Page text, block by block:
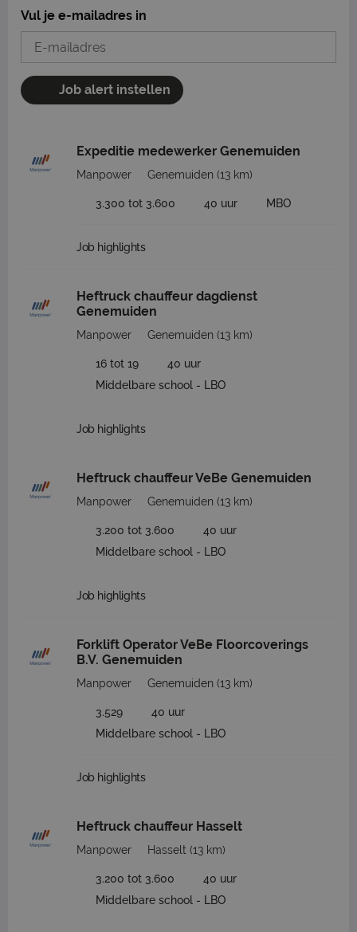
Vul je e-mailadres in
Job alert instellen
Expeditie medewerker Genemuiden
Manpower Genemuiden (13 km)
3.300 tot 3.600 40 uur MBO
Job highlights
Heftruck chauffeur dagdienst
Genemuiden
Manpower Genemuiden (13 km)
16 tot 19
40 uur
Middelbare school - LBO
Job highlights
Heftruck chauffeur VeBe Genemuiden
Manpower Genemuiden (13 km)
3.200 tot 3.600
40 uur
Middelbare school - LBO
Job highlights
Forklift Operator VeBe Floorcoverings
B.V. Genemuiden
Manpower Genemuiden (13 km)
3.529
40 uur
Middelbare school - LBO
Job highlights
Heftruck chauffeur Hasselt
Manpower Hasselt (13 km)
3.200 tot 3.600
40 uur
Middelbare school - LBO